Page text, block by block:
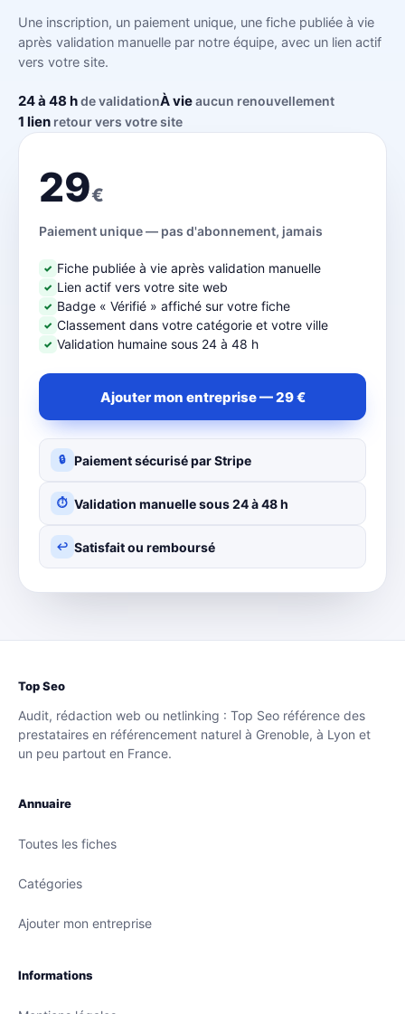
Une inscription, un paiement unique, une fiche publiée à vie
après validation manuelle par notre équipe, avec un lien actif
vers votre site.
24 à 48 hde validationÀ vieaucun renouvellement
1 lien retour vers votre site
29€
Paiement unique — pas d'abonnement, jamais
✓ Fiche publiée à vie après validation manuelle
✓ Lien actif vers votre site web
✓ Badge « Vérifié » affiché sur votre fiche
✓ Classement dans votre catégorie et votre ville
✓ Validation humaine sous 24 à 48 h
Ajouter mon entreprise — 29 €
🔒 Paiement sécurisé par Stripe
⏱ Validation manuelle sous 24 à 48 h
↩ Satisfait ou remboursé
Top Seo
Audit, rédaction web ou netlinking : Top Seo référence des
prestataires en référencement naturel à Grenoble, à Lyon et
un peu partout en France.
Annuaire
Toutes les fiches
Catégories
Ajouter mon entreprise
Informations